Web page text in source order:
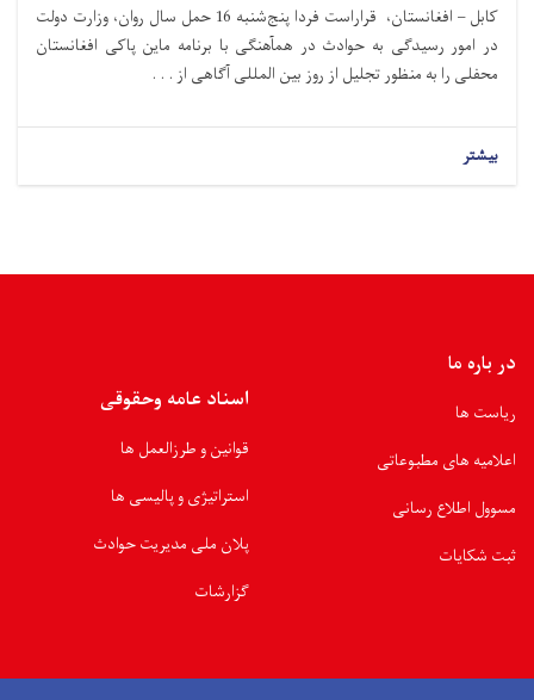
کابل – افغانستان، قراراست فردا پنج‌شنبه 16 حمل سال روان، وزارت دولت
در امور رسیدگی به حوادث در همآهنگی با برنامه ماین پاکی افغانستان
محفلی را به منظور تجلیل از روز بین المللی آگاهی از . . .
بیشتر
در باره ما
ریاست ها
اعلامیه های مطبوعاتی
مسوول اطلاع رسانی
ثبت شکایات
اسناد عامه وحقوقی
قوانین و طرزالعمل ها
استراتیژی و پالیسی ها
پلان ملی مدیریت حوادث
گزارشات